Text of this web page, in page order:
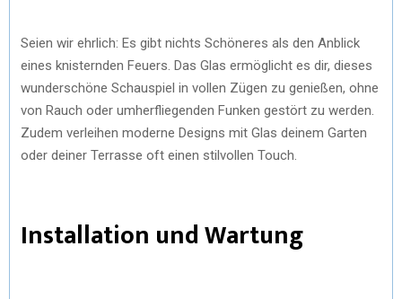
Seien wir ehrlich: Es gibt nichts Schöneres als den Anblick
eines knisternden Feuers. Das Glas ermöglicht es dir, dieses
wunderschöne Schauspiel in vollen Zügen zu genießen, ohne
von Rauch oder umherfliegenden Funken gestört zu werden.
Zudem verleihen moderne Designs mit Glas deinem Garten
oder deiner Terrasse oft einen stilvollen Touch.
Installation und Wartung